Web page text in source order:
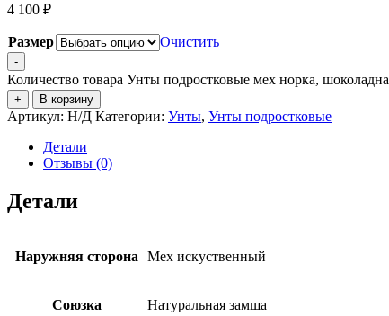
4 100 ₽
Размер Очистить
-
Количество товара Унты подростковые мех норка,
+ В корзину
Артикул: Н/Д Категории: Унты, Унты подростковые
Детали
Отзывы (0)
Детали
Наружняя сторона Мех искуственный
Союзка Натуральная замша